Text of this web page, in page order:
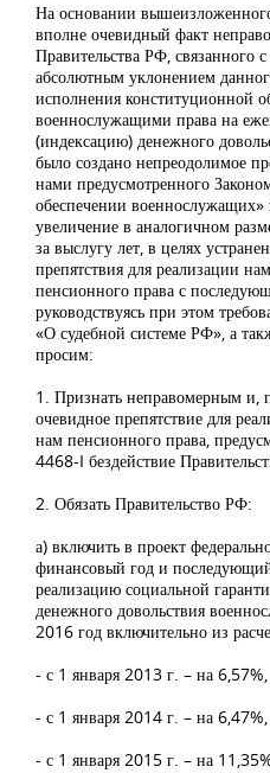
На основании
вполне очевидный факт
Правительства РФ, связанного
абсолютным уклонением
исполнения конституционной
военнослужащими права на
(индексацию) денежного
было создано непреодолимое
нами предусмотренного
обеспечении военнослужащих»
увеличение в аналогичном
за выслугу лет, в целях
препятствия для реализации
пенсионного права с
руководствуясь при этом
«О судебной системе РФ», а
просим:
1. Признать неправомерным и,
очевидное препятствие для
нам пенсионного права,
4468-I бездействие
2. Обязать Правительство РФ:
а) включить в проект
финансовый год и
реализацию социальной
денежного довольствия
2016 год включительно из
- с 1 января 2013 г. – на 6,57%,
- с 1 января 2014 г. – на 6,47%,
- с 1 января 2015 г. – на